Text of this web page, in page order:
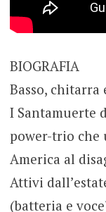
BIOGRAFIA
Basso, chitarra
I Santamuerte
power-trio che
America al
Attivi
(batteria e